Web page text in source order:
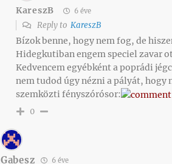
KareszB 6 éve
Reply to KareszB
Bízok benne, hogy nem fog, de
Hidegkutiban engem speciel zavar
Kedvencem egyébként a poprádi
nem tudod úgy nézni a pályát, hogy
szemközti fényszórósor:
0
Gabesz 6 éve